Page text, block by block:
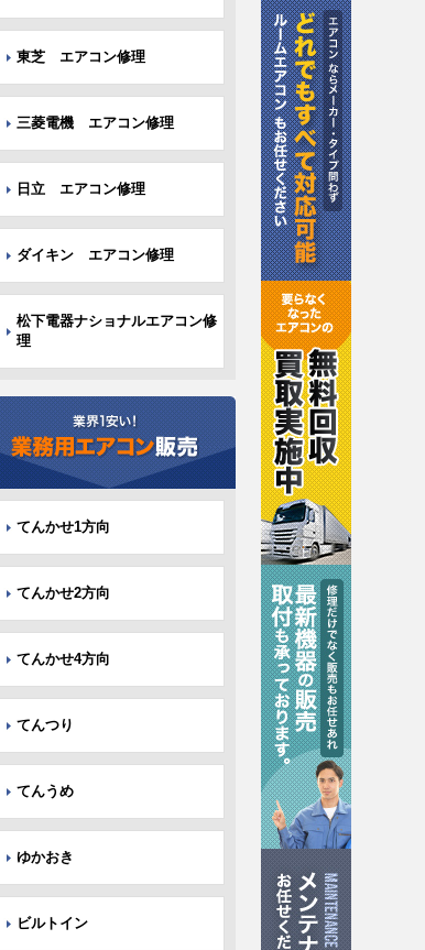
東芝 エアコン修理
三菱電機 エアコン修理
日立 エアコン修理
ダイキン エアコン修理
松下電器ナショナルエアコン修
理
てんかせ1方向
てんかせ2方向
てんかせ4方向
てんつり
てんうめ
ゆかおき
ビルトイン